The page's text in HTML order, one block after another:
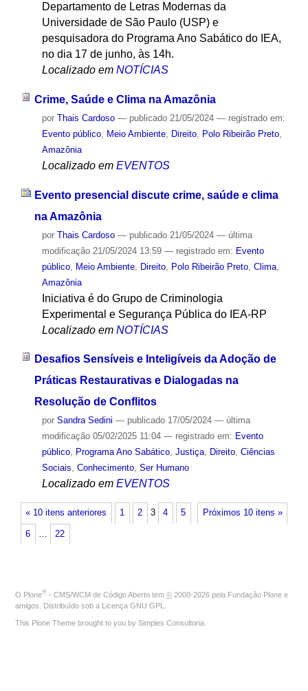
Departamento de Letras Modernas da
Universidade de São Paulo (USP) e
pesquisadora do Programa Ano Sabático do IEA,
no dia 17 de junho, às 14h.
Localizado em NOTÍCIAS
Crime, Saúde e Clima na Amazônia
por Thais Cardoso — publicado21/05/2024 — registrado em:
Evento público, Meio Ambiente, Direito, Polo Ribeirão Preto,
Amazônia
Localizado em EVENTOS
Evento presencial discute crime, saúde e clima
na Amazônia
por Thais Cardoso — publicado21/05/2024 — última
modificação21/05/2024 13:59 — registrado em: Evento
público, Meio Ambiente, Direito, Polo Ribeirão Preto, Clima,
Amazônia
Iniciativa é do Grupo de Criminologia
Experimental e Segurança Pública do IEA-RP
Localizado em NOTÍCIAS
Desafios Sensíveis e Inteligíveis da Adoção de
Práticas Restaurativas e Dialogadas na
Resolução de Conflitos
por Sandra Sedini — publicado17/05/2024 — última
modificação05/02/2025 11:04 — registrado em: Evento
público, Programa Ano Sabático, Justiça, Direito, Ciências
Sociais, Conhecimento, Ser Humano
Localizado em EVENTOS
« 10 itens anteriores Próximos 10 itens »
1 2 3 4 5
6 … 22
O Plone® - CMS/WCM de Código Aberto tem © 2000-2026 pela Fundação Plone e
amigos. Distribuído sob a Licença GNU GPL
This Plone Theme brought to you by Simples Consultoria